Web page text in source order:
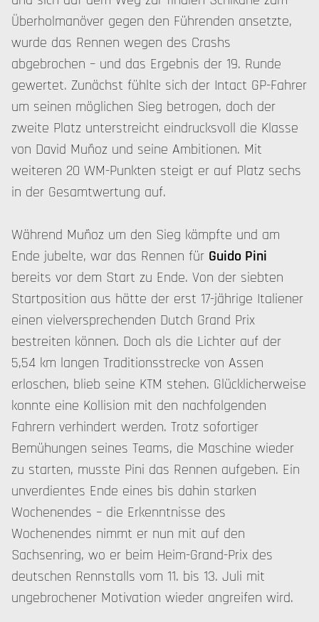
Überholmanöver gegen den Führenden ansetzte,
wurde das Rennen wegen des Crashs
abgebrochen – und das Ergebnis der 19. Runde
gewertet. Zunächst fühlte sich der Intact GP-Fahrer
um seinen möglichen Sieg betrogen, doch der
zweite Platz unterstreicht eindrucksvoll die Klasse
von David Muñoz und seine Ambitionen. Mit
weiteren 20 WM-Punkten steigt er auf Platz sechs
in der Gesamtwertung auf.
Während Muñoz um den Sieg kämpfte und am
Ende jubelte, war das Rennen für Guido Pini
bereits vor dem Start zu Ende. Von der siebten
Startposition aus hätte der erst 17-jährige Italiener
einen vielversprechenden Dutch Grand Prix
bestreiten können. Doch als die Lichter auf der
5,54 km langen Traditionsstrecke von Assen
erloschen, blieb seine KTM stehen. Glücklicherweise
konnte eine Kollision mit den nachfolgenden
Fahrern verhindert werden. Trotz sofortiger
Bemühungen seines Teams, die Maschine wieder
zu starten, musste Pini das Rennen aufgeben. Ein
unverdientes Ende eines bis dahin starken
Wochenendes – die Erkenntnisse des
Wochenendes nimmt er nun mit auf den
Sachsenring, wo er beim Heim-Grand-Prix des
deutschen Rennstalls vom 11. bis 13. Juli mit
ungebrochener Motivation wieder angreifen wird.